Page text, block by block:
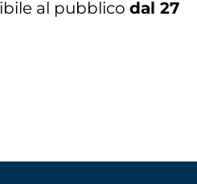
al pubblico dal 27